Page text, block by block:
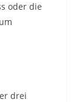
oder die
drei